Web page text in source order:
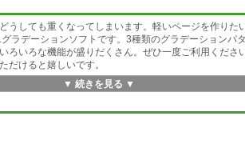
うしても重くなってしまいます。軽いページを作りた
ラデーションソフトです。3種類のグラデーションパ
ろいろな機能が盛りだくさん。ぜひ一度ご利用くださ
だけると嬉しいです。
▼ 続きを見る ▼